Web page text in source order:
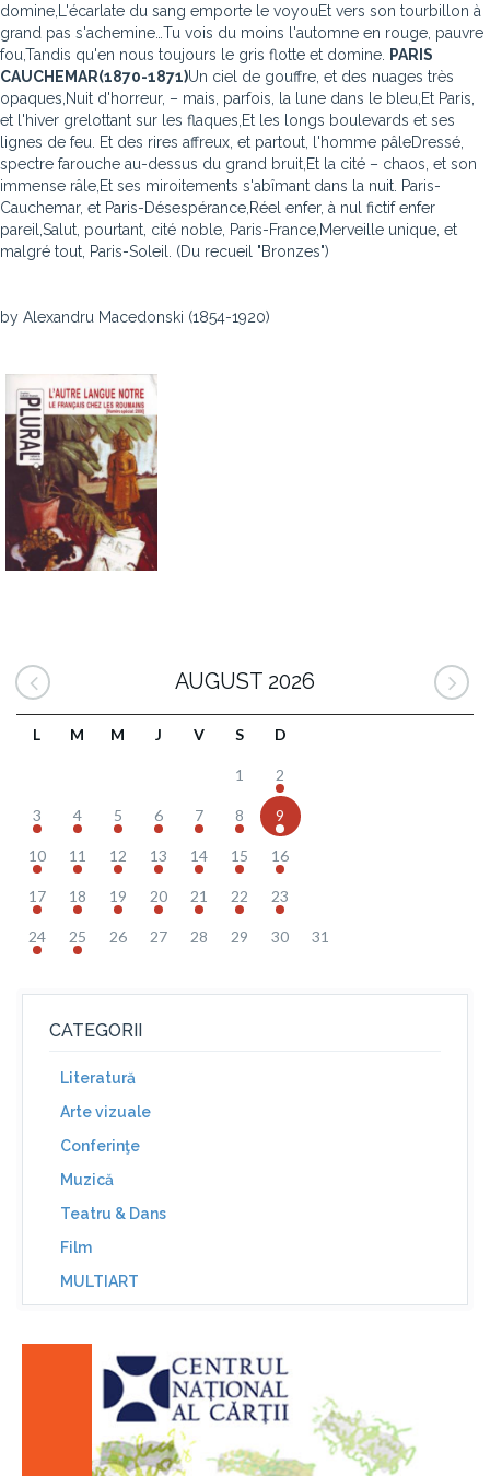
domine,L'écarlate du sang emporte le voyouEt vers son tourbillon à
grand pas s'achemine…Tu vois du moins l'automne en rouge, pauvre
fou,Tandis qu'en nous toujours le gris flotte et domine.
PARIS
CAUCHEMAR(1870-1871)Un ciel de gouffre, et des nuages très
opaques,Nuit d'horreur, – mais, parfois, la lune dans le bleu,Et Paris,
et l'hiver grelottant sur les flaques,Et les longs boulevards et ses
lignes de feu. Et des rires affreux, et partout, l'homme pâleDressé,
spectre farouche au-dessus du grand bruit,Et la cité – chaos, et son
immense râle,Et ses miroitements s'abîmant dans la nuit. Paris-
Cauchemar, et Paris-Désespérance,Réel enfer, à nul fictif enfer
pareil,Salut, pourtant, cité noble, Paris-France,Merveille unique, et
malgré tout, Paris-Soleil. (Du recueil "Bronzes")
by Alexandru Macedonski (1854-1920)
AUGUST 2026
L M M J V S D
1 2
3 4 5 6 7 8 9
10 11 12 13 14 15 16
17 18 19 20 21 22 23
24 25 26 27 28 29 30 31
CATEGORII
Literatură
Arte vizuale
Conferinţe
Muzică
Teatru & Dans
Film
MULTIART